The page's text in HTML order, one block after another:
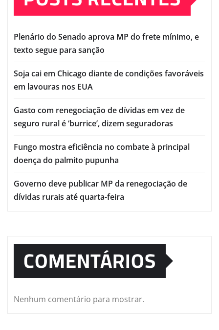
Plenário do Senado aprova MP do frete mínimo, e
texto segue para sanção
Soja cai em Chicago diante de condições favoráveis
em lavouras nos EUA
Gasto com renegociação de dívidas em vez de
seguro rural é ‘burrice’, dizem seguradoras
Fungo mostra eficiência no combate à principal
doença do palmito pupunha
Governo deve publicar MP da renegociação de
dívidas rurais até quarta-feira
COMENTÁRIOS
Nenhum comentário para mostrar.